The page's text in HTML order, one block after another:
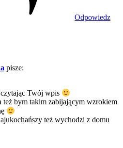
Odpowiedz
pisze:
czytając Twój wpis
też bym takim zabijającym wzrokiem
też wychodzi z domu